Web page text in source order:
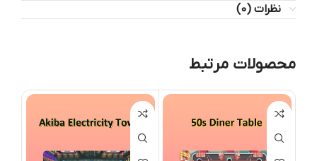
نظرات (0)
محصولات مرتبط